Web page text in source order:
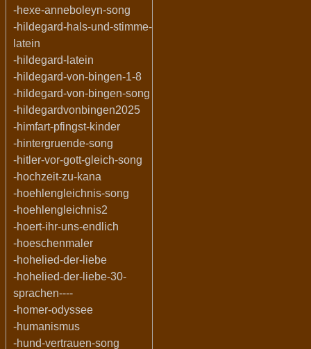
-hexe-anneboleyn-song
-hildegard-hals-und-stimme-
latein
-hildegard-latein
-hildegard-von-bingen-1-8
-hildegard-von-bingen-song
-hildegardvonbingen2025
-himfart-pfingst-kinder
-hintergruende-song
-hitler-vor-gott-gleich-song
-hochzeit-zu-kana
-hoehlengleichnis-song
-hoehlengleichnis2
-hoert-ihr-uns-endlich
-hoeschenmaler
-hohelied-der-liebe
-hohelied-der-liebe-30-
sprachen----
-homer-odyssee
-humanismus
-hund-vertrauen-song